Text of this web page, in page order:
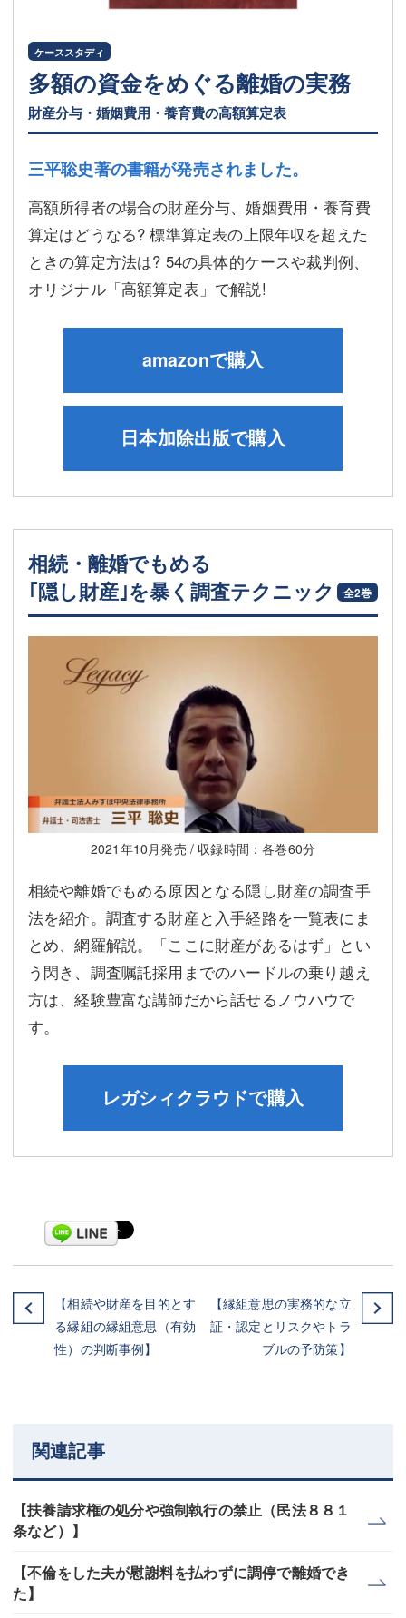
多額の資金をめぐる離婚の実務
ケーススタディ
財産分与・婚姻費用・養育費の高額算定表
三平聡史著の書籍が発売されました。
高額所得者の場合の財産分与、婚姻費用・養育費
算定はどうなる? 標準算定表の上限年収を超えた
ときの算定方法は? 54の具体的ケースや裁判例、
オリジナル「高額算定表」で解説!
日本加除出版で購入
amazonで購入
相続・離婚でもめる
｢隠し財産｣を暴く調査テクニック
全2巻
2021年10月発売 / 収録時間：各巻60分
相続や離婚でもめる原因となる隠し財産の調査手
法を紹介。調査する財産と入手経路を一覧表にま
とめ、網羅解説。「ここに財産があるはず」とい
う閃き、調査嘱託採用までのハードルの乗り越え
方は、経験豊富な講師だから話せるノウハウで
す。
レガシィクラウドで購入
【相続や財産を目的とす
る縁組の縁組意思（有効
性）の判断事例】
【縁組意思の実務的な立
証・認定とリスクやトラ
ブルの予防策】
関連記事
【扶養請求権の処分や強制執行の禁止（民法８８１
条など）】
【不倫をした夫が慰謝料を払わずに調停で離婚でき
た】